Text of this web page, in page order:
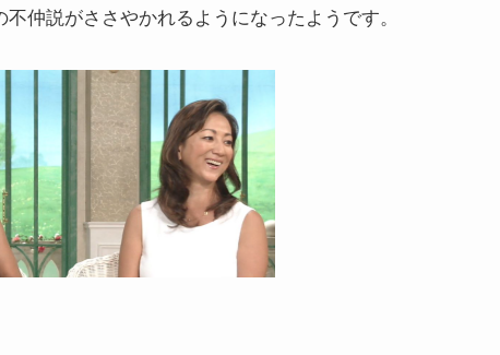
仲説がささやかれるようになったようです。